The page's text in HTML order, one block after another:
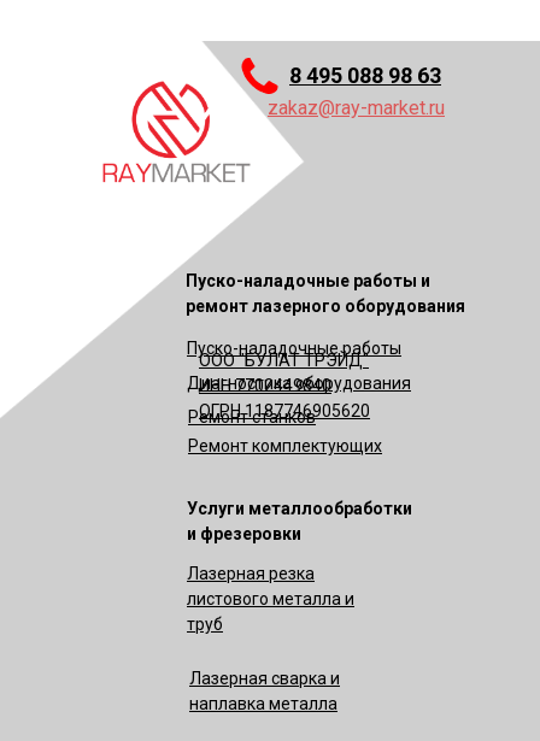
Услуги металлообработки
и фрезеровки
8 495 088 98 63
zakaz@ray-market.ru
Пуско-наладочные работы и
ремонт лазерного оборудования
Пуско-наладочные работы
ООО "БУЛАТ ТРЭЙД"
ИНН 7702449840
ОГРН 1187746905620
Лазерная резка
листового металла и
труб
Ремонт комплектующих
Лазерная сварка и
наплавка металла
Ремонт станков
Диагностика оборудования